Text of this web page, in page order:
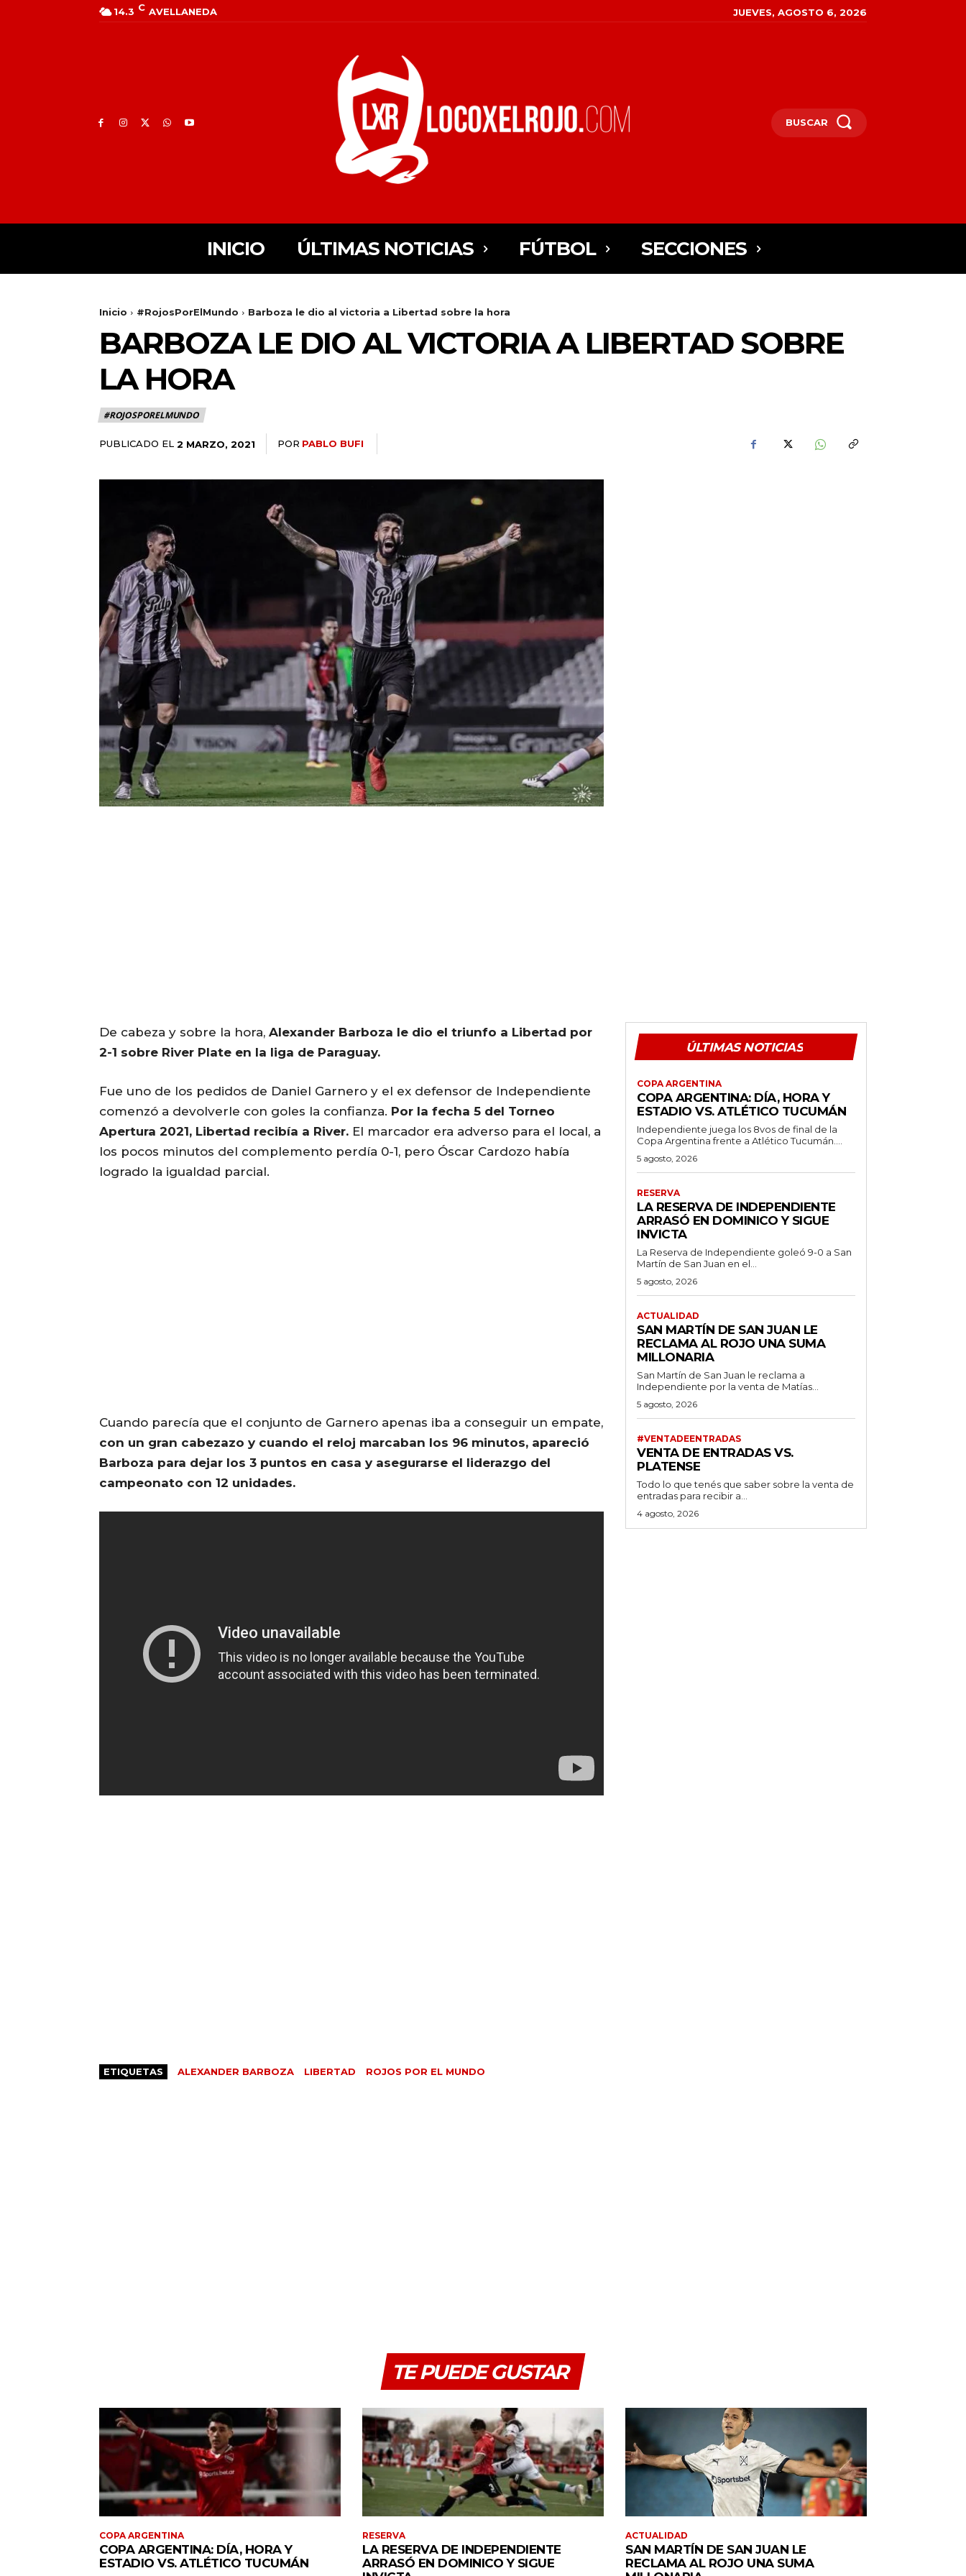
14.3 C AVELLANEDA JUEVES, AGOSTO 6, 2026
BUSCAR
INICIO ÚLTIMAS NOTICIAS FÚTBOL SECCIONES
Inicio #RojosPorElMundo Barboza le dio al victoria a Libertad sobre la hora
BARBOZA LE DIO AL VICTORIA A LIBERTAD SOBRE
LA HORA
#ROJOSPORELMUNDO
PUBLICADO EL 2 MARZO, 2021 POR PABLO BUFI
De cabeza y sobre la hora, Alexander Barboza le dio el triunfo a Libertad por
2-1 sobre River Plate en la liga de Paraguay.
Fue uno de los pedidos de Daniel Garnero y el ex defensor de Independiente
comenzó a devolverle con goles la confianza. Por la fecha 5 del Torneo
Apertura 2021, Libertad recibía a River. El marcador era adverso para el local, a
los pocos minutos del complemento perdía 0-1, pero Óscar Cardozo había
logrado la igualdad parcial.
Cuando parecía que el conjunto de Garnero apenas iba a conseguir un empate,
con un gran cabezazo y cuando el reloj marcaban los 96 minutos, apareció
Barboza para dejar los 3 puntos en casa y asegurarse el liderazgo del
campeonato con 12 unidades.
ETIQUETAS ALEXANDER BARBOZA LIBERTAD ROJOS POR EL MUNDO
ÚLTIMAS NOTICIAS
COPA ARGENTINA
COPA ARGENTINA: DÍA, HORA Y
ESTADIO VS. ATLÉTICO TUCUMÁN
Independiente juega los 8vos de final de la
Copa Argentina frente a Atlético Tucumán....
5 agosto, 2026
RESERVA
LA RESERVA DE INDEPENDIENTE
ARRASÓ EN DOMINICO Y SIGUE
INVICTA
La Reserva de Independiente goleó 9-0 a San
Martín de San Juan en el...
5 agosto, 2026
ACTUALIDAD
SAN MARTÍN DE SAN JUAN LE
RECLAMA AL ROJO UNA SUMA
MILLONARIA
San Martín de San Juan le reclama a
Independiente por la venta de Matías...
5 agosto, 2026
#VENTADEENTRADAS
VENTA DE ENTRADAS VS.
PLATENSE
Todo lo que tenés que saber sobre la venta de
entradas para recibir a...
4 agosto, 2026
TE PUEDE GUSTAR
COPA ARGENTINA
COPA ARGENTINA: DÍA, HORA Y
ESTADIO VS. ATLÉTICO TUCUMÁN
RESERVA
LA RESERVA DE INDEPENDIENTE
ARRASÓ EN DOMINICO Y SIGUE
ACTUALIDAD
SAN MARTÍN DE SAN JUAN LE
RECLAMA AL ROJO UNA SUMA